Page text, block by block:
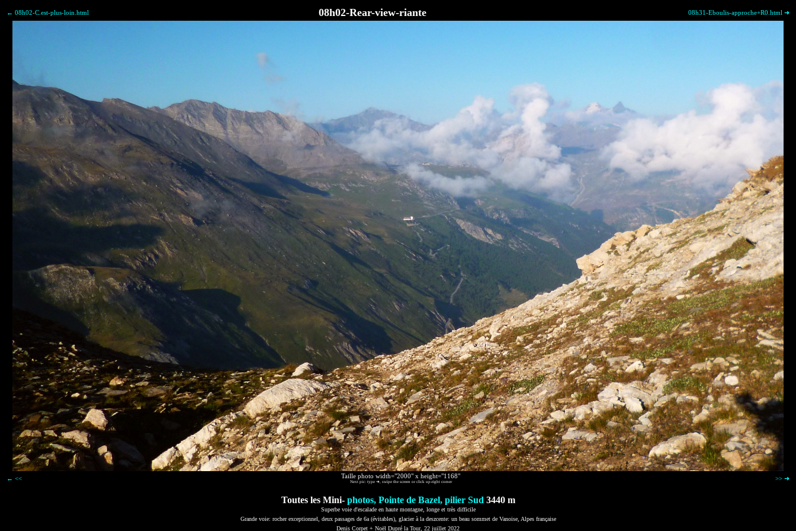
← 08h02-C.est-plus-loin.html 08h02-Rear-view-riante 08h31-Eboulis-approche+R0.html ➜
← << Taille photo width="2000" x height="1168"
Next pic: type ➜, swipe the screen or click up-right corner >> ➜
Toutes les Mini- photos, Pointe de Bazel, pilier Sud 3440 m
Superbe voie d'escalade en haute montagne, longe et très difficile
Grande voie: rocher exceptionnel, deux passages de 6a (évitables), glacier à la deszcente: un beau sommet de Vanoise, Alpes française
Denis Corpet + Noël Dupré la Tour, 22 juillet 2022